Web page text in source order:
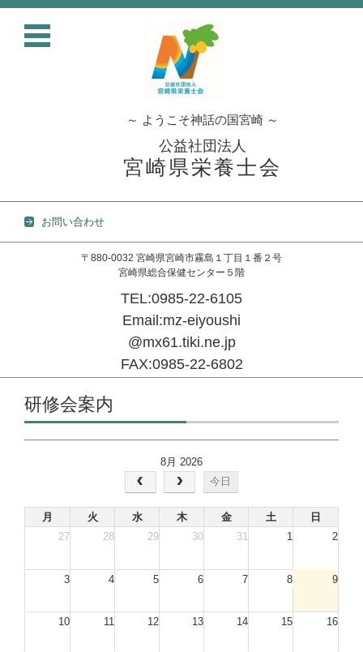
～ ようこそ神話の国宮崎 ～
公益社団法人
宮崎県栄養士会
お問い合わせ
〒880-0032 宮崎県宮崎市霧島１丁目１番２号
宮崎県総合保健センター５階
TEL:0985-22-6105
Email:mz-eiyoushi
@mx61.tiki.ne.jp
FAX:0985-22-6802
コンテンツに移動
研修会案内
8月 2026
今日
月 火 水 木 金 土
日
27
28 29 30 31 1 2
3 4 5 6 7 8 9
10 11 12 13 14 15 16